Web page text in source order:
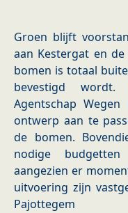
Groen blijft
aan Kestergat en
bomen is totaal
bevestigd
Agentschap
ontwerp aan te
de bomen.
nodige
aangezien er
uitvoering zijn
Pajottegem